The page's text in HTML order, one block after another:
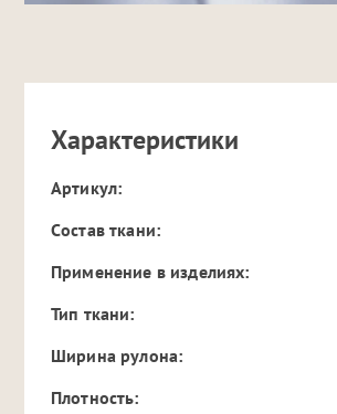
Характеристики
Артикул:
Cостав ткани:
Применение в изделиях:
Тип ткани:
Ширина рулона:
Плотность: